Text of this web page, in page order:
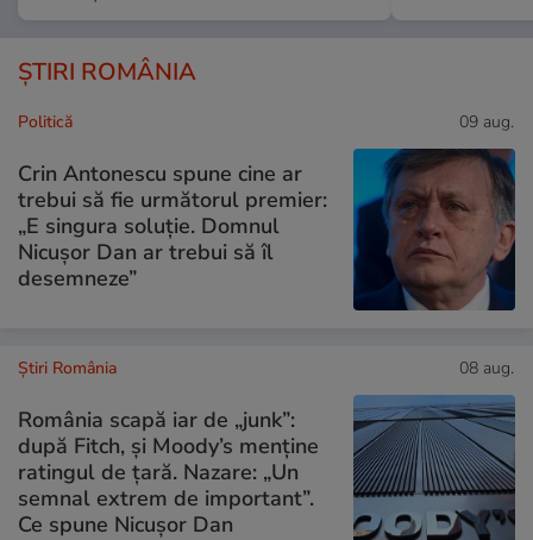
ȘTIRI ROMÂNIA
Politică 09 aug.
Crin Antonescu spune cine ar
trebui să fie următorul premier:
„E singura soluție. Domnul
Nicușor Dan ar trebui să îl
desemneze”
Știri România 08 aug.
România scapă iar de „junk”:
după Fitch, și Moody’s menține
ratingul de țară. Nazare: „Un
semnal extrem de important”.
Ce spune Nicușor Dan